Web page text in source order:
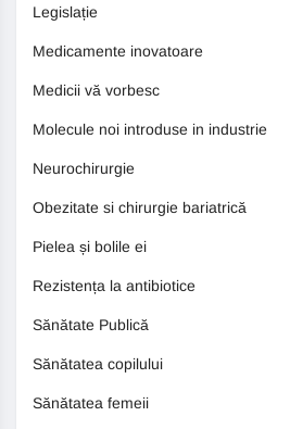
Legislație
Medicamente inovatoare
Medicii vă vorbesc
Molecule noi introduse in industrie
Neurochirurgie
Obezitate si chirurgie bariatrică
Pielea și bolile ei
Rezistența la antibiotice
Sănătate Publică
Sănătatea copilului
Sănătatea femeii